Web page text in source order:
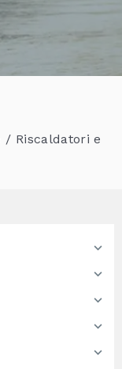
Riscaldatori e